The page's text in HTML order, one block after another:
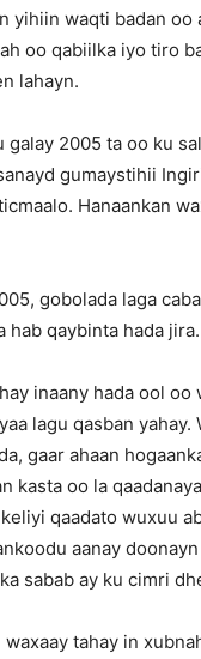
yihiin waqti badan oo
oo qabiilka iyo tiro
lahayn.
2005 ta oo ku
gumaystihii
Hanaankan
gobolada laga
hab qaybinta hada jira.
inaany hada ool
lagu qasban yahay.
gaar ahaan
kasta oo la
qaadato wuxuu
aanay
sabab ay ku cimri
tahay in